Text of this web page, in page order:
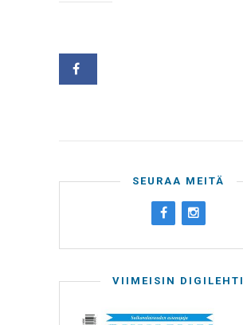
SEURAA MEITÄ
VIIMEISIN DIGILEHTI